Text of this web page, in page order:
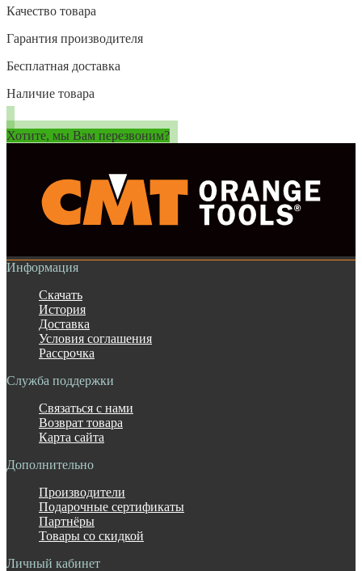
Качество товара
Гарантия производителя
Бесплатная доставка
Наличие товара
Хотите, мы Вам перезвоним?
Информация
Скачать
История
Доставка
Условия соглашения
Рассрочка
Служба поддержки
Связаться с нами
Возврат товара
Карта сайта
Дополнительно
Производители
Подарочные сертификаты
Партнёры
Товары со скидкой
Личный кабинет